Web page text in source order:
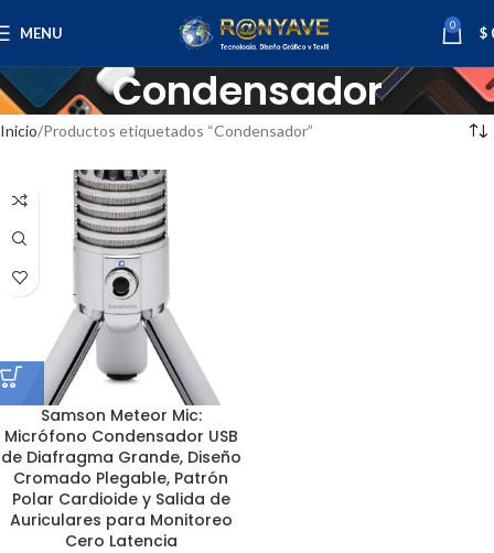
MENU 0 $
Condensador
Inicio Productos etiquetados “Condensador”
Samson Meteor Mic:
Micrófono Condensador USB
de Diafragma Grande, Diseño
Cromado Plegable, Patrón
Polar Cardioide y Salida de
Auriculares para Monitoreo
Cero Latencia